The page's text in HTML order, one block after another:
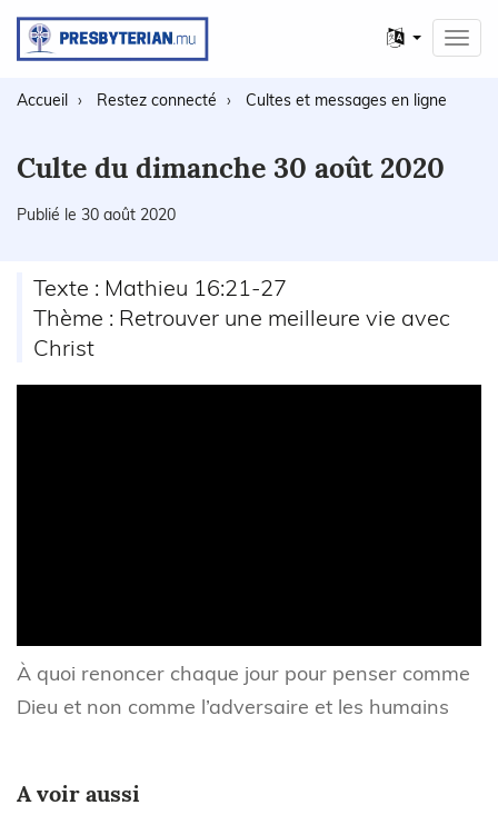
Autres
langues
Accueil Restez connecté Cultes et messages en ligne
Culte du dimanche 30 août 2020
Publié le 30 août 2020
Texte : Mathieu 16:21-27
Thème : Retrouver une meilleure vie avec
Christ
À quoi renoncer chaque jour pour penser comme
Dieu et non comme l’adversaire et les humains
A voir aussi